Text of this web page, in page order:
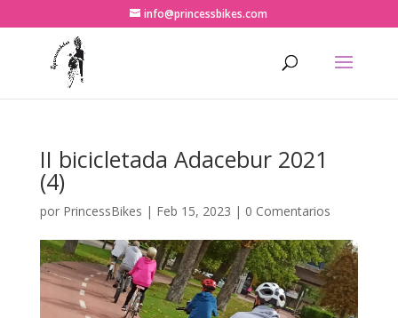
info@princessbikes.com
II bicicletada Adacebur 2021
(4)
por PrincessBikes | Feb 15, 2023 | 0 Comentarios